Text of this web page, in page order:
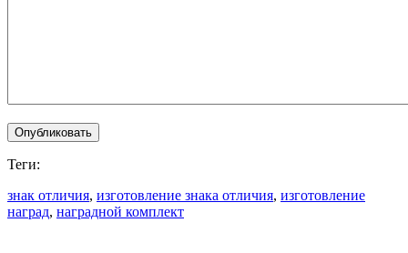
Теги:
знак отличия, изготовление знака отличия, изготовление
наград, наградной комплект